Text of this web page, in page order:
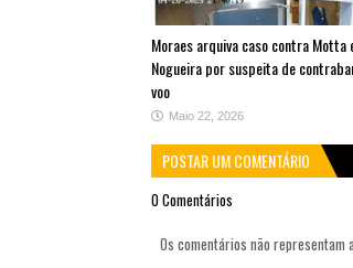
Moraes arquiva caso contra Motta
Nogueira por suspeita de
voo
Maio 22, 2026
POSTAR UM COMENTÁRIO
0 Comentários
Os comentários não representam